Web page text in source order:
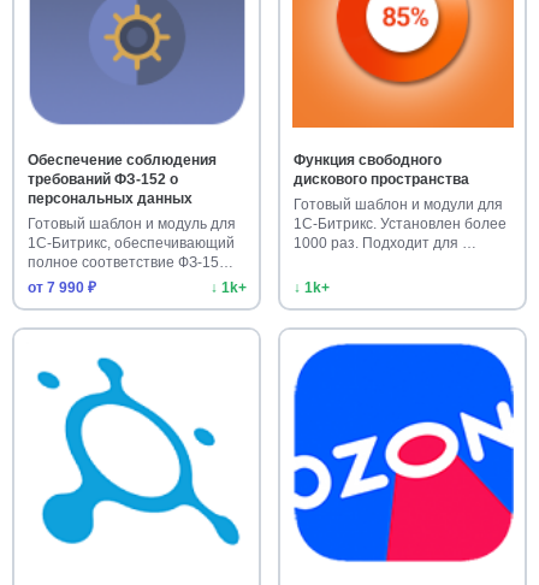
Обеспечение соблюдения
требований ФЗ-152 о
персональных данных
Готовый шаблон и модуль для
1С-Битрикс, обеспечивающий
полное соответствие ФЗ-15…
от 7 990 ₽
↓ 1k+
Функция свободного
дискового пространства
Готовый шаблон и модули для
1С-Битрикс. Установлен более
1000 раз. Подходит для …
↓ 1k+